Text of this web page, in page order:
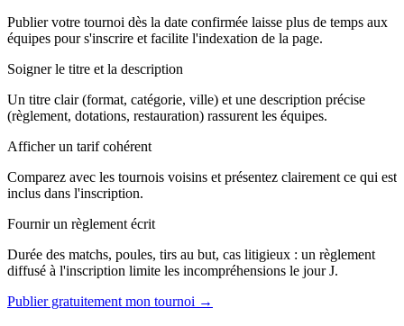
Publier votre tournoi dès la date confirmée laisse plus de temps aux
équipes pour s'inscrire et facilite l'indexation de la page.
Soigner le titre et la description
Un titre clair (format, catégorie, ville) et une description précise
(règlement, dotations, restauration) rassurent les équipes.
Afficher un tarif cohérent
Comparez avec les tournois voisins et présentez clairement ce qui est
inclus dans l'inscription.
Fournir un règlement écrit
Durée des matchs, poules, tirs au but, cas litigieux : un règlement
diffusé à l'inscription limite les incompréhensions le jour J.
Publier gratuitement mon tournoi →